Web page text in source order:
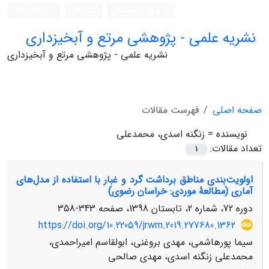
نشریه علمی - پژوهشی مرتع و آبخیزداری
نشریه علمی - پژوهشی مرتع و آبخیزداری
صفحه اصلی
فهرست مقالات
نویسنده = زنگنه اسدی، محمدعلی
تعداد مقالات:
1
اولویت‌بندی مناطق برداشت گرد و غبار با استفاده از مدل‌های
آماری (مطالعۀ موردی: خراسان رضوی)
دوره 72، شماره 2، تابستان 1398، صفحه
343-358
https://doi.org/10.22059/jrwm.2019.277680.1362
سیما پورهاشمی، مهدی بروغنی، ابولقاسم امیراحمدی،
محمدعلی زنگنه اسدی، مهدی صالحی